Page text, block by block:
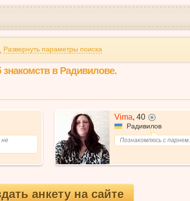
Развернуть параметры поиска
знакомств в Радивилове.
не
Vima, 40
Радивилов
Познакомлюсь с парнем.
анкету на сайте